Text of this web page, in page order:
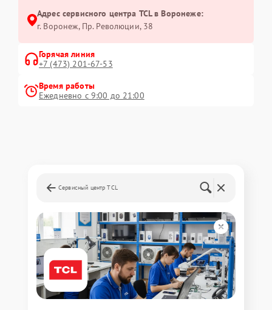
Адрес сервисного центра TCL в Воронеже:
г. Воронеж, Пр. Революции, 38
Горячая линия
+7 (473) 201-67-53
Время работы
Ежедневно с 9:00 до 21:00
Сервисный центр TCL